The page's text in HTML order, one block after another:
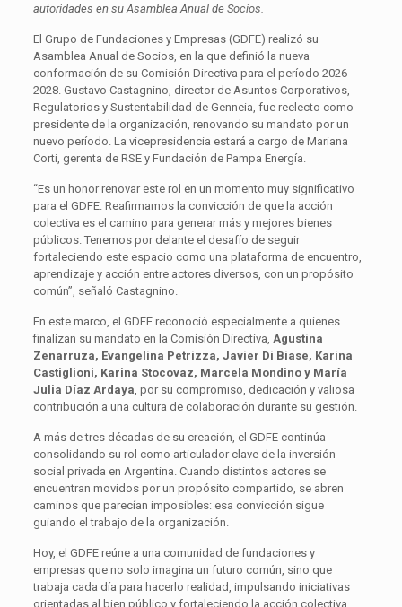
autoridades en su Asamblea Anual de Socios.
El Grupo de Fundaciones y Empresas (GDFE) realizó su
Asamblea Anual de Socios, en la que definió la nueva
conformación de su Comisión Directiva para el período 2026-
2028. Gustavo Castagnino, director de Asuntos Corporativos,
Regulatorios y Sustentabilidad de Genneia, fue reelecto como
presidente de la organización, renovando su mandato por un
nuevo período. La vicepresidencia estará a cargo de Mariana
Corti, gerenta de RSE y Fundación de Pampa Energía.
“Es un honor renovar este rol en un momento muy significativo
para el GDFE. Reafirmamos la convicción de que la acción
colectiva es el camino para generar más y mejores bienes
públicos. Tenemos por delante el desafío de seguir
fortaleciendo este espacio como una plataforma de encuentro,
aprendizaje y acción entre actores diversos, con un propósito
común”, señaló Castagnino.
En este marco, el GDFE reconoció especialmente a quienes
finalizan su mandato en la Comisión Directiva, Agustina
Zenarruza, Evangelina Petrizza, Javier Di Biase, Karina
Castiglioni, Karina Stocovaz, Marcela Mondino y María
Julia Díaz Ardaya , por su compromiso, dedicación y valiosa
contribución a una cultura de colaboración durante su gestión.
A más de tres décadas de su creación, el GDFE continúa
consolidando su rol como articulador clave de la inversión
social privada en Argentina. Cuando distintos actores se
encuentran movidos por un propósito compartido, se abren
caminos que parecían imposibles: esa convicción sigue
guiando el trabajo de la organización.
Hoy, el GDFE reúne a una comunidad de fundaciones y
empresas que no solo imagina un futuro común, sino que
trabaja cada día para hacerlo realidad, impulsando iniciativas
orientadas al bien público y fortaleciendo la acción colectiva.